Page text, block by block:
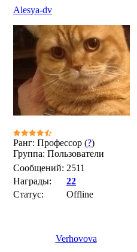
Alesya-dv
Ранг: Профессор (?)
Группа: Пользователи
Сообщений: 2511
Награды:
22
Статус:
Offline
Verhovova